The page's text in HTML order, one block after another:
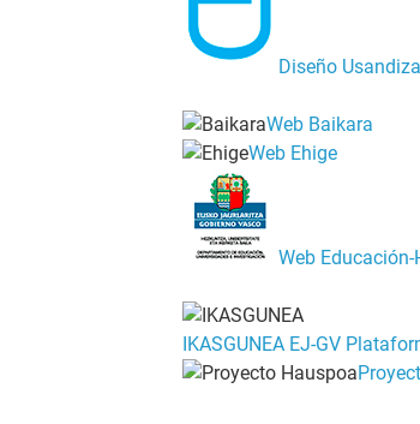
Diseño
Web Baikara
Web Ehige
Web
IKASGUNEA EJ-GV